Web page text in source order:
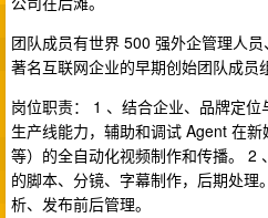
团队成员有世界 500 强外企管理人
著名互联网企业的早期创始团队成员
岗位职责： 1 、结合企业、品牌定
生产线能力，辅助和调试 Agent 在
等）的全自动化视频制作和传播。 2
的脚本、分镜、字幕制作，后期处
析、发布前后管理。